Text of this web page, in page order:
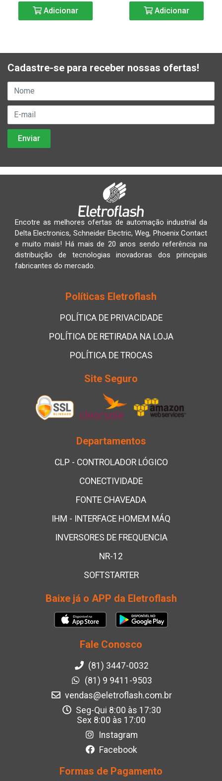
Adicionar Adicionar
Cadastre-se para receber nossas ofertas!
Encotre as melhores ofertas de automação industrial da
Delta Electronics, Schneider Electric, Weg, Phoenix Contact
e muito mais! Há mais de 20 anos sendo referência na
distribuição de tecnologias inovadoras dos principais
fabricantes do mercado.
Políticas Eletroflash
POLÍTICA DE PRIVACIDADE
POLÍTICA DE RETIRADA NA LOJA
POLÍTICA DE TROCAS
Site Seguro
Departamentos
CLP - CONTROLADOR LÓGICO
CONECTIVIDADE
FONTE CHAVEADA
IHM - INTERFACE HOMEM MÁQ
INVERSORES DE FREQUENCIA
NR-12
SOFTSTARTER
Baixe já o APP da Eletroflash
Fale Conosco
(81) 3447-0032
(81) 9 9411-9503
vendas@eletroflash.com.br
Seg-Qui 8:00 às 17:30
Sex 8:00 às 17:00
Instagram
Facebook
Formas de Pagamento